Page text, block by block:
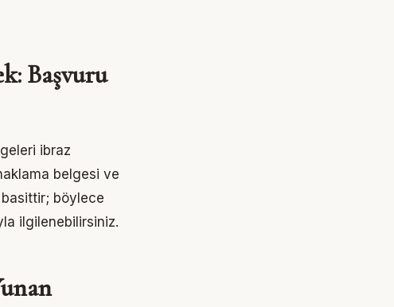
Başvuru
ibraz
belgesi ve
basittir; böylece
ilgilenebilirsiniz.